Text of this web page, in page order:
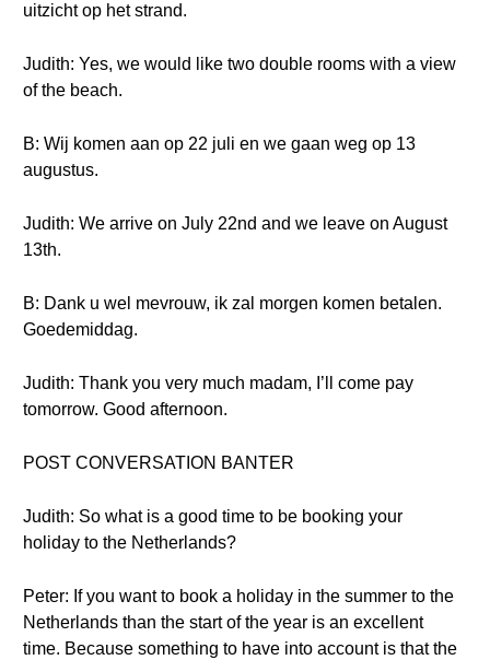
uitzicht op het strand.
Judith: Yes, we would like two double rooms with a view
of the beach.
B: Wij komen aan op 22 juli en we gaan weg op 13
augustus.
Judith: We arrive on July 22nd and we leave on August
13th.
B: Dank u wel mevrouw, ik zal morgen komen betalen.
Goedemiddag.
Judith: Thank you very much madam, I’ll come pay
tomorrow. Good afternoon.
POST CONVERSATION BANTER
Judith: So what is a good time to be booking your
holiday to the Netherlands?
Peter: If you want to book a holiday in the summer to the
Netherlands than the start of the year is an excellent
time. Because something to have into account is that the